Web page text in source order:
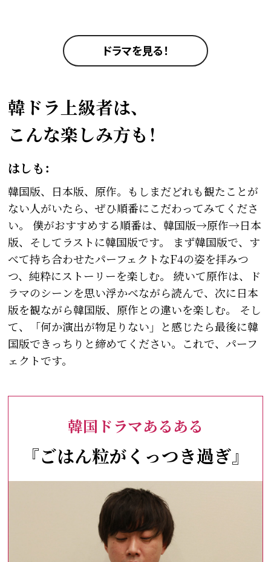
ドラマを見る！
韓ドラ上級者は、
こんな楽しみ方も！
はしも：
韓国版、日本版、原作。もしまだどれも観たことが
ない人がいたら、ぜひ順番にこだわってみてくださ
い。 僕がおすすめする順番は、韓国版→原作→日本
版、そしてラストに韓国版です。 まず韓国版で、す
べて持ち合わせたパーフェクトなF4の姿を拝みつ
つ、純粋にストーリーを楽しむ。 続いて原作は、ド
ラマのシーンを思い浮かべながら読んで、次に日本
版を観ながら韓国版、原作との違いを楽しむ。 そし
て、「何か演出が物足りない」と感じたら最後に韓
国版できっちりと締めてください。これで、パーフ
ェクトです。
韓国ドラマあるある
『ごはん粒がくっつき過ぎ』